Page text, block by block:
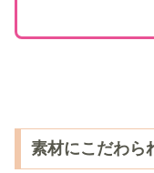
素材にこだわら